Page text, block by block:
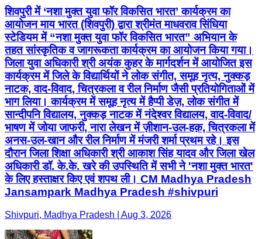
शिवपुरी में ‘नशा मुक्त युवा फॉर विकसित भारत’ कार्यक्रम का
आयोजन माय भारत (शिवपुरी) द्वारा श्रीमंत माधवराव सिंधिया
स्टेडियम में “नशा मुक्त युवा फॉर विकसित भारत” अभियान के
तहत सांस्कृतिक व जागरूकता कार्यक्रम का आयोजन किया गया।
जिला युवा अधिकारी श्री अयंक कुहर के मार्गदर्शन में आयोजित इस
कार्यक्रम में जिले के विद्यार्थियों ने लोक संगीत, समूह नृत्य, नुक्कड़
नाटक, वाद-विवाद, चित्रकला व रील निर्माण जैसी प्रतियोगिताओं में
भाग लिया। कार्यक्रम में समूह नृत्य में हैप्पी डेज़, लोक संगीत में
सान्दीपनि विद्यालय, नुक्कड़ नाटक में नंदेश्वर विद्यालय, वाद-विवाद/
भाषण में जोया जाफरी, नारा लेखन में ज़ीशान-उल-हक़, चित्रकला में
अनस-उल-खान और रील निर्माण में मंजरी शर्मा प्रथम रहे। इस
दौरान जिला शिक्षा अधिकारी श्री आकाश सिंह यादव और जिला खेल
अधिकारी डॉ. के.के. खरे की उपस्थिति में सभी ने 'नशा मुक्त भारत'
के लिए हस्ताक्षर किए एवं शपथ ली। CM Madhya Pradesh
Jansampark Madhya Pradesh #shivpuri
Shivpuri, Madhya Pradesh | Aug 3, 2026